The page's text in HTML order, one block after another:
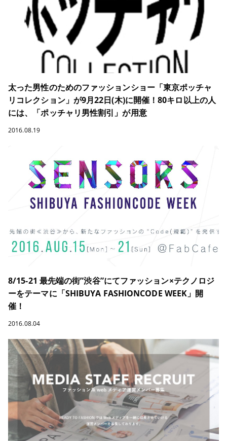
太った男性のためのファッションショー「東京ポッチャ
リコレクション」が9月22日(木)に開催！80キロ以上の人
には、「ポッチャリ男性割引」が用意
2016.08.19
8/15-21 最先端の街”渋谷”にてファッション×テクノロジ
ーをテーマに「SHIBUYA FASHIONCODE WEEK」開
催！
2016.08.04